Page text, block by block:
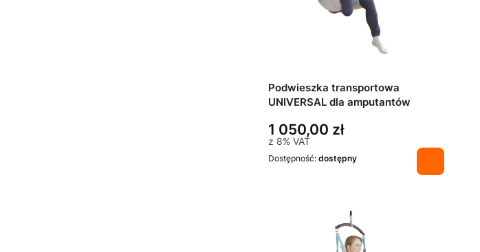
Podwieszka transportowa
UNIVERSAL dla amputantów
1 050,00 zł
z 8% VAT
Dostępność: dostępny